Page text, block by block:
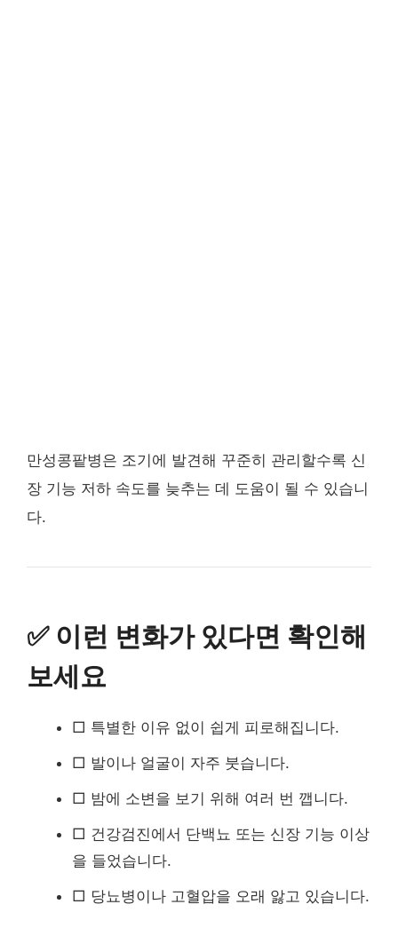
만성콩팥병은 조기에 발견해 꾸준히 관리할수록 신
장 기능 저하 속도를 늦추는 데 도움이 될 수 있습니
다.
✅ 이런 변화가 있다면 확인해
보세요
□ 특별한 이유 없이 쉽게 피로해집니다.
□ 발이나 얼굴이 자주 붓습니다.
□ 밤에 소변을 보기 위해 여러 번 깹니다.
□ 건강검진에서 단백뇨 또는 신장 기능 이상
을 들었습니다.
□ 당뇨병이나 고혈압을 오래 앓고 있습니다.